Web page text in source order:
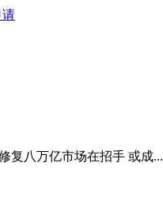
请
复八万亿市场在招手 或成...